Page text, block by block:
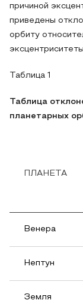
причиной
приведены
орбиту
Таблица 1
Таблица
планетарных
ПЛАНЕТА
Венера
Нептун
Земля